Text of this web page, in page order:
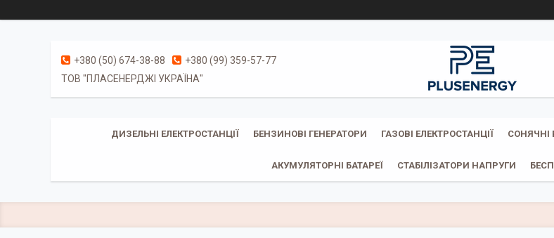
+380 (50) 674-38-88
+380 (99) 359-57-77
ТОВ "ПЛАСЕНЕРДЖІ УКРАЇНА"
ДИЗЕЛЬНІ ЕЛЕКТРОСТАНЦІЇ БЕНЗИНОВІ ГЕНЕРАТОРИ ГАЗОВІ ЕЛЕКТРОСТАНЦІЇ СОНЯЧНІ
АКУМУЛЯТОРНІ БАТАРЕЇ СТАБІЛІЗАТОРИ НАПРУГИ